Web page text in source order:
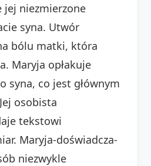
jej niezmierzone
syna. Utwór
bólu matki, która
Maryja opłakuje
syna, co jest głównym
osobista
tekstowi
Maryja-doświadcza-
niezwykle